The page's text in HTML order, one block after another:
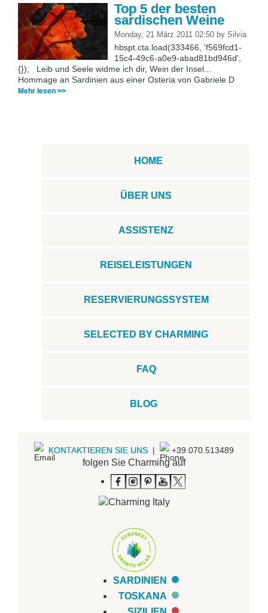
Top 5 der besten
sardischen Weine
Monday, 21 März 2011 02:50 by Silvia
hbspt.cta.load(333466, 'f569fcd1-
15c4-49c6-a0e9-abad81bd946d',
{}); Leib und Seele widme ich dir, Wein der Insel...
Hommage an Sardinien aus einer Osteria von Gabriele D
Mehr lesen >>
HOME
ÜBER UNS
ASSISTENZ
REISELEISTUNGEN
RESERVIERUNGSSYSTEM
SELECTED BY CHARMING
FAQ
BLOG
KONTAKTIEREN SIE UNS | +39.070.513489
folgen Sie Charming auf
SARDINIEN
TOSKANA